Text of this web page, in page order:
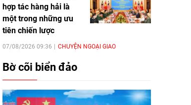
hợp tác hàng hải là
một trong những ưu
tiên chiến lược
07/08/2026 09:36 CHUYỆN NGOẠI GIAO
Bờ cõi biển đảo